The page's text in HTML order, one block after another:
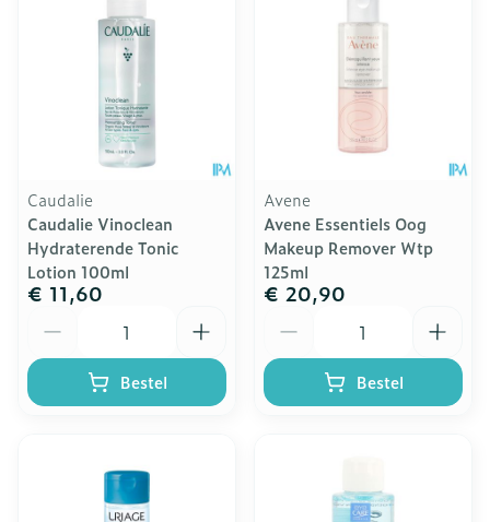
Caudalie
Caudalie Vinoclean
Hydraterende Tonic
Lotion 100ml
€ 11,60
Bestel
Avene
Avene Essentiels Oog
Makeup Remover Wtp
125ml
€ 20,90
Bestel